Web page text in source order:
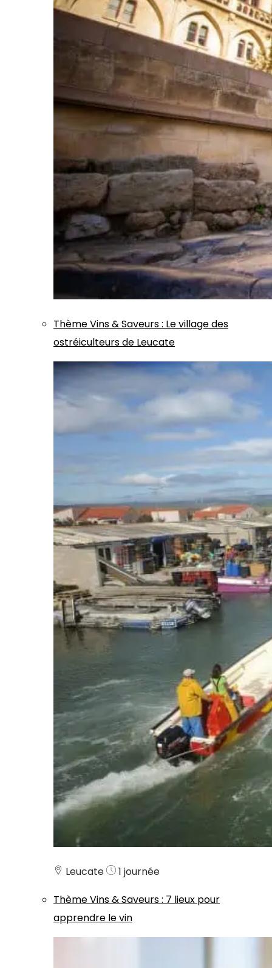
ThèmeVins & Saveurs: Le village des
ostréiculteurs de Leucate
Leucate
1 journée
ThèmeVins & Saveurs: 7 lieux pour
apprendre le vin